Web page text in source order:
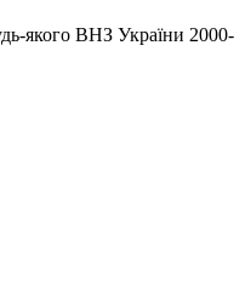
якого ВНЗ України 2000-